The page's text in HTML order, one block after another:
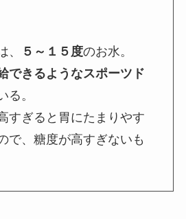
、 ５～１５度のお水。
できるようなスポーツド
る。
すぎると胃にたまりやす
で、糖度が高すぎないも